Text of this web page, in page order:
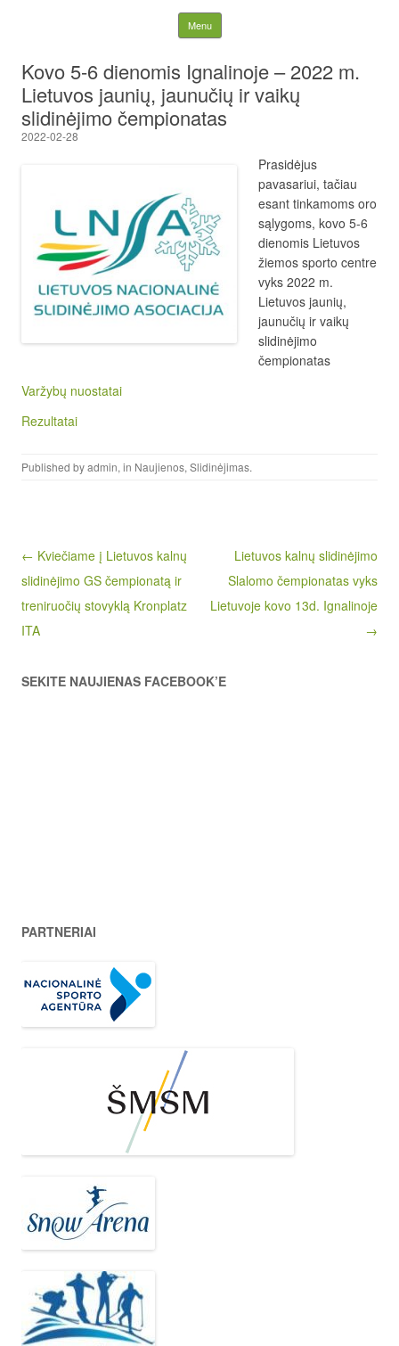
Lietuvos nacionalinė
slidinėjimo asociacija
Menu Skip to content
Kovo 5-6 dienomis Ignalinoje – 2022 m.
Lietuvos jaunių, jaunučių ir vaikų
slidinėjimo čempionatas
2022-02-28
Prasidėjus
pavasariui, tačiau
esant tinkamoms oro
sąlygoms, kovo 5-6
dienomis Lietuvos
žiemos sporto centre
vyks 2022 m.
Lietuvos jaunių,
jaunučių ir vaikų
slidinėjimo
čempionatas
Varžybų nuostatai
Rezultatai
Published byadmin, in Naujienos, Slidinėjimas.
Post navigation
← Kviečiame į Lietuvos kalnų
slidinėjimo GS čempionatą ir
treniruočių stovyklą Kronplatz
ITA
Lietuvos kalnų slidinėjimo
Slalomo čempionatas vyks
Lietuvoje kovo 13d. Ignalinoje
→
SEKITE NAUJIENAS FACEBOOK’E
PARTNERIAI